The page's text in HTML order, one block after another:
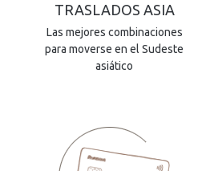
TRASLADOS ASIA
Las mejores combinaciones
para moverse en el Sudeste
asiático